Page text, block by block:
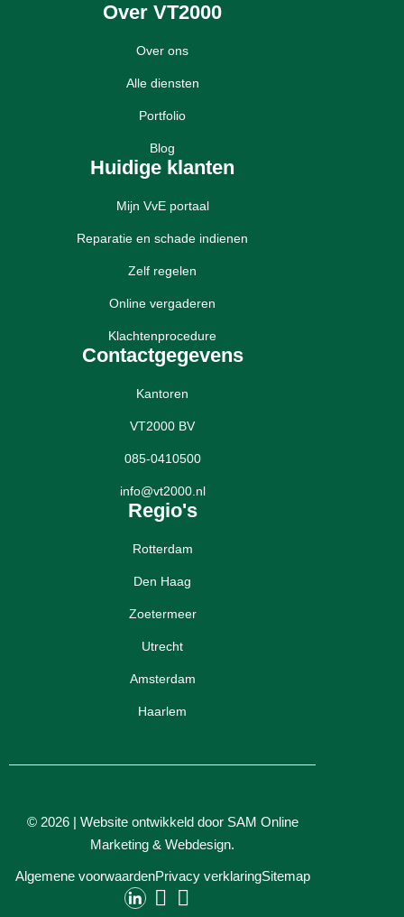
Over VT2000
Over ons
Alle diensten
Portfolio
Blog
Huidige klanten
Mijn VvE portaal
Reparatie en schade indienen
Zelf regelen
Online vergaderen
Klachtenprocedure
Contactgegevens
Kantoren
VT2000 BV
085-0410500
info@vt2000.nl
Regio's
Rotterdam
Den Haag
Zoetermeer
Utrecht
Amsterdam
Haarlem
© 2026 | Website ontwikkeld door SAM Online
Marketing & Webdesign.
Algemene voorwaardenPrivacy verklaringSitemap